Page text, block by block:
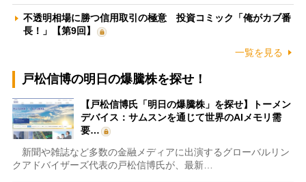
不透明相場に勝つ信用取引の極意 投資コミック「俺がカブ番
長！」【第9回】
一覧を見る
戸松信博の明日の爆騰株を探せ！
【戸松信博氏「明日の爆騰株」を探せ】トーメン
デバイス：サムスンを通じて世界のAIメモリ需
要…
新聞や雑誌など多数の金融メディアに出演するグローバルリン
クアドバイザーズ代表の戸松信博氏が、最新…